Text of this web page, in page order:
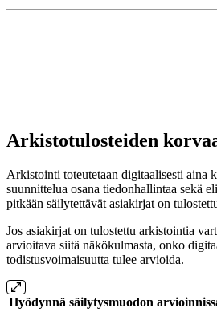
Arkistotulosteiden
Arkistointi toteutetaan digitaalisesti aina
suunnittelua osana tiedonhallintaa sekä
pitkään säilytettävät asiakirjat on
Jos asiakirjat on tulostettu arkistointia
arvioitava siitä näkökulmasta, onko
todistusvoimaisuutta tulee arvioida.
Hyödynnä säilytysmuodon